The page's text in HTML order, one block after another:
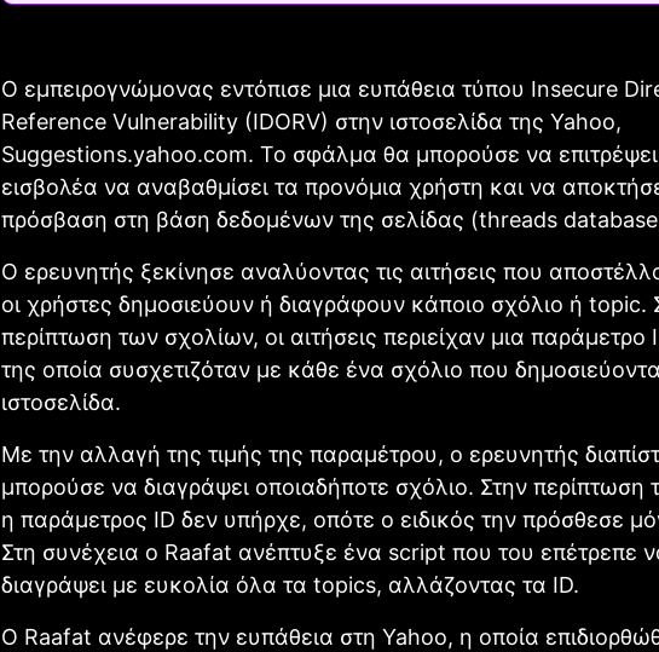
Ο εμπειρογνώμονας εντόπισε μια ευπάθεια τύπου Insecure
Reference Vulnerability (IDORV) στην ιστοσελίδα της Yahoo,
Suggestions.yahoo.com. Το σφάλμα θα μπορούσε να
εισβολέα να αναβαθμίσει τα προνόμια χρήστη και να
πρόσβαση στη βάση δεδομένων της σελίδας (threads
Ο ερευνητής ξεκίνησε αναλύοντας τις αιτήσεις που
οι χρήστες δημοσιεύουν ή διαγράφουν κάποιο σχόλιο ή topic.
περίπτωση των σχολίων, οι αιτήσεις περιείχαν μια παράμετρο
της οποία συσχετιζόταν με κάθε ένα σχόλιο που
ιστοσελίδα.
Με την αλλαγή της τιμής της παραμέτρου, ο ερευνητής
μπορούσε να διαγράψει οποιαδήποτε σχόλιο. Στην περίπτωση
η παράμετρος ID δεν υπήρχε, οπότε ο ειδικός την πρόσθεσε
Στη συνέχεια ο Raafat ανέπτυξε ένα script που του επέτρεπε
διαγράψει με ευκολία όλα τα topics, αλλάζοντας τα ID.
Ο Raafat ανέφερε την ευπάθεια στη Yahoo, η οποία